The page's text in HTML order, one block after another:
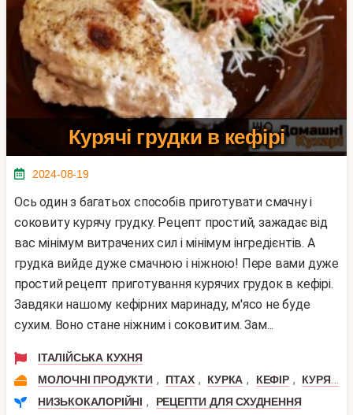
Курячі грудки в кефірі
2024-08-19
Ось один з багатьох способів приготувати смачну і
соковиту курячу грудку. Рецепт простий, зажадає від
вас мінімум витрачених сил і мінімум інгредієнтів. А
грудка вийде дуже смачною і ніжною! Пере вами дуже
простий рецепт приготування курячих грудок в кефірі.
Завдяки нашому кефірних маринаду, м'ясо не буде
сухим. Воно стане ніжним і соковитим. Зам...
ІТАЛІЙСЬКА КУХНЯ
МОЛОЧНІ ПРОДУКТИ , ПТАХ , КУРКА , КЕФІР ,
КУРЯЧА ГРУДКА
НИЗЬКОКАЛОРІЙНІ ,
РЕЦЕПТИ ДЛЯ СХУДНЕННЯ